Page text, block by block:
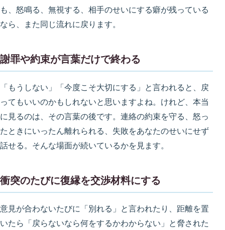
も、怒鳴る、無視する、相手のせいにする癖が残っている
なら、また同じ流れに戻ります。
謝罪や約束が言葉だけで終わる
「もうしない」「今度こそ大切にする」と言われると、戻
ってもいいのかもしれないと思いますよね。けれど、本当
に見るのは、その言葉の後です。連絡の約束を守る、怒っ
たときにいったん離れられる、失敗をあなたのせいにせず
話せる。そんな場面が続いているかを見ます。
衝突のたびに復縁を交渉材料にする
意見が合わないたびに「別れる」と言われたり、距離を置
いたら「戻らないなら何をするかわからない」と脅された